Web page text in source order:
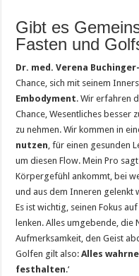
Gibt es
Fasten und
Dr. med. Verena
Chance, sich mit seinem
Embodyment. Wir erfahren
Chance, Wesentliches besser
zu nehmen. Wir kommen in
nutzen, für einen gesunden
um diesen Flow. Mein Pro
Körpergefühl ankommt, bei
und aus dem Inneren gelenkt
Es ist wichtig, seinen Fokus
lenken. Alles umgebende,
Aufmerksamkeit, den Geist
Golfen gilt also:Alles
festhalten.‘